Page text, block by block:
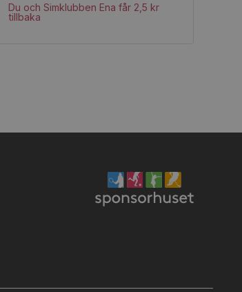
Du och Simklubben Ena får 2,5 kr
tillbaka